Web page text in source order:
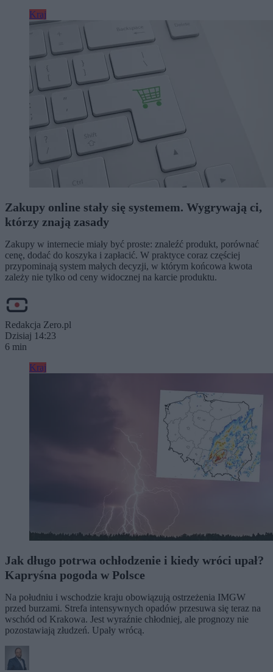
Kraj
Zakupy online stały się systemem. Wygrywają ci,
którzy znają zasady
Zakupy w internecie miały być proste: znaleźć produkt, porównać
cenę, dodać do koszyka i zapłacić. W praktyce coraz częściej
przypominają system małych decyzji, w którym końcowa kwota
zależy nie tylko od ceny widocznej na karcie produktu.
Redakcja Zero.pl
Dzisiaj 14:23
6 min
Kraj
Jak długo potrwa ochłodzenie i kiedy wróci upał?
Kapryśna pogoda w Polsce
Na południu i wschodzie kraju obowiązują ostrzeżenia IMGW
przed burzami. Strefa intensywnych opadów przesuwa się teraz na
wschód od Krakowa. Jest wyraźnie chłodniej, ale prognozy nie
pozostawiają złudzeń. Upały wrócą.